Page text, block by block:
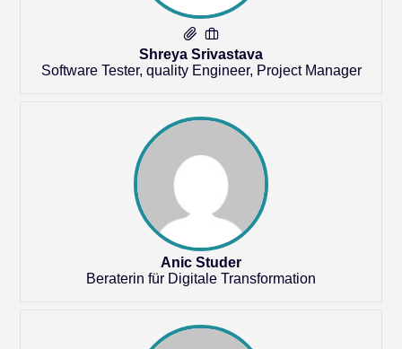
Shreya Srivastava
Software Tester, quality Engineer, Project Manager
Anic Studer
Beraterin für Digitale Transformation